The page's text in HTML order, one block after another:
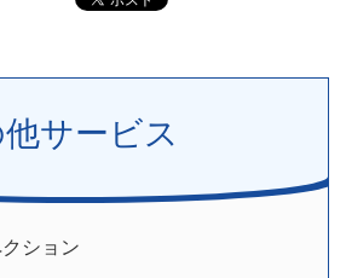
サービス
ション